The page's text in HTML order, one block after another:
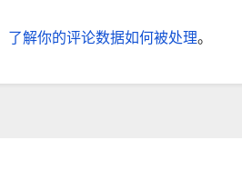
了解你的评论数据如何被处理。